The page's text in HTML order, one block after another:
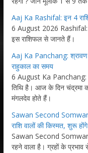
Aaj Ka Rashifal: इन 4
6 August 2026 Rashifal:
इस राशिफल से जानते हैं।
Aaj Ka Panchang: श्रावण
राहुकाल का समय
6 August Ka Panchang:
तिथि है। आज के दिन चंद्रमा
मंगलदेव होते हैं।
Sawan Second Somwar
राशि वालों की किस्मत, शुरू
Sawan Second Somwar
रहने वाला है। ग्रहों के प्रभाव